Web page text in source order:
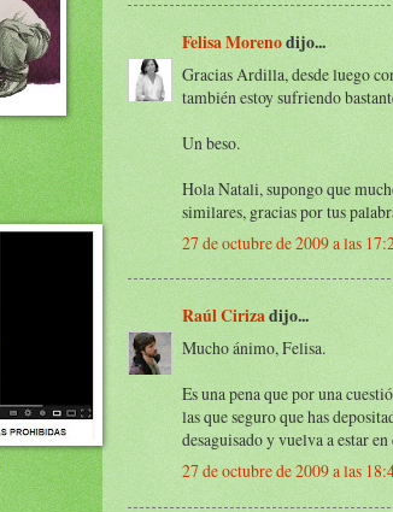
Felisa Morenodijo...
Gracias Ardilla, desde luego
también estoy sufriendo
Un beso.
Hola Natali, supongo que
similares, gracias por tus
27 de octubre de 2009 a las
Raúl Cirizadijo...
Mucho ánimo, Felisa.
Es una pena que por una
las que seguro que has
desaguisado y vuelva a estar
27 de octubre de 2009 a las